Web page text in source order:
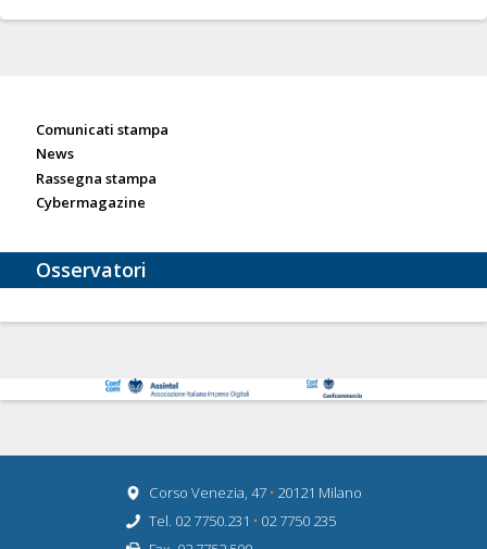
Comunicati stampa
News
Rassegna stampa
Cybermagazine
Osservatori
Corso Venezia, 47 • 20121 Milano
Tel. 02 7750.231 • 02 7750 235